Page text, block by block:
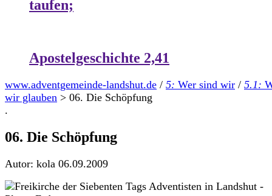
taufen;
Apostelgeschichte 2,41
www.adventgemeinde-landshut.de / 5: Wer sind wir / 5.1:
wir glauben > 06. Die Schöpfung
.
06. Die Schöpfung
Autor: kola 06.09.2009